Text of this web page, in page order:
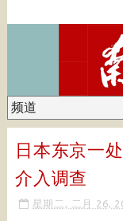
日本东京一
介入调查
星期二, 二月 26,